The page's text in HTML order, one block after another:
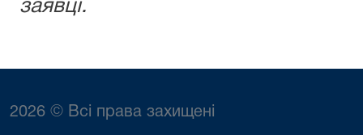
заявці.
2026 © Всі права захищені